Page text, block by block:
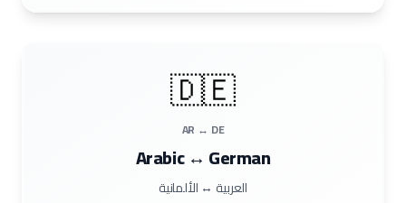
🇩🇪
AR ↔ DE
Arabic ↔ German
العربية ↔ الألمانية